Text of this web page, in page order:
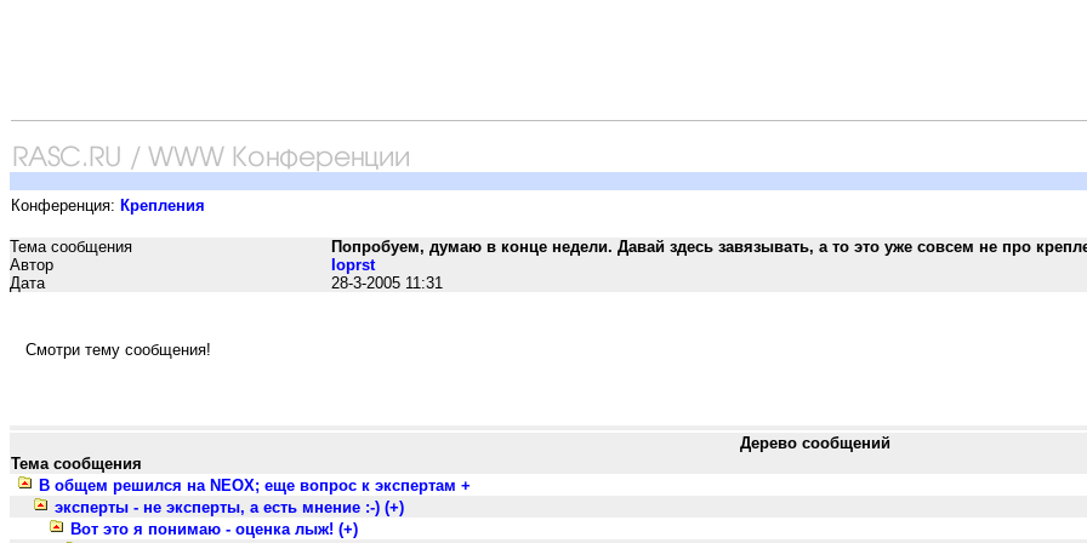
Конференция: Крепления
Тема сообщения
Попробуем, думаю в конце недели. Давай здесь завязывать, а то это уже совсем не про
Автор
Ioprst
Дата
28-3-2005 11:31
Смотри тему сообщения!
Дерево сообщений
Тема сообщения
В общем решился на NEOX; еще вопрос к экспертам +
эксперты - не эксперты, а есть мнение :-) (+)
Вот это я понимаю - оценка лыж! (+)